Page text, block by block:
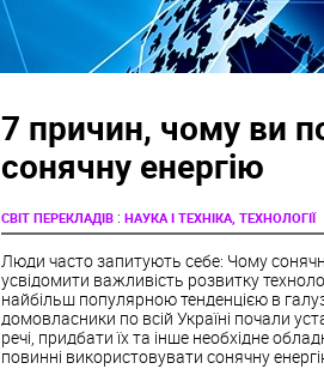
7 причин, чому ви
сонячну енергію
СВІТ ПЕРЕКЛАДІВ: НАУКА І ТЕХНІКА, ТЕХНОЛОГІЇ
Люди часто запитують себе: Чому
усвідомити важливість розвитку
найбільш популярною тенденцією в
домовласники по всій Україні почали
речі, придбати їх та інше необхідне
повинні використовувати сонячну